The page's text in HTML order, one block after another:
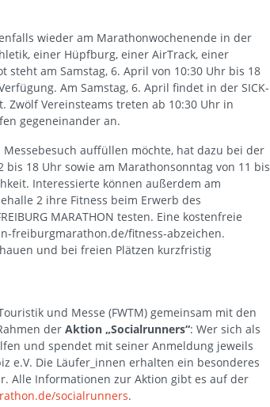
wieder am Marathonwochenende in der
einer Hüpfburg, einer AirTrack, einer
steht am Samstag, 6. April von 10:30 Uhr bis 18
Am Samstag, 6. April findet in der SICK-
Zwölf Vereinsteams treten ab 10:30 Uhr in
gegeneinander an.
auffüllen möchte, hat dazu bei der
bis 18 Uhr sowie am Marathonsonntag von 11 bis
Interessierte können außerdem am
2 ihre Fitness beim Erwerb des
MARATHON testen. Eine kostenfreie
freiburgmarathon.de/fitness-abzeichen.
und bei freien Plätzen kurzfristig
und Messe (FWTM) gemeinsam mit den
der Aktion „Socialrunners“: Wer sich als
und spendet mit seiner Anmeldung jeweils
e.V. Die Läufer_innen erhalten ein besonderes
Alle Informationen zur Aktion gibt es auf der
socialrunners.